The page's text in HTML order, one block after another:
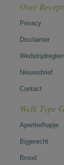
Over
Privacy
Disclaimer
Nieuwsbrief
Contact
Welk Type
Aperitiefhapje
Bijgerecht
Brood